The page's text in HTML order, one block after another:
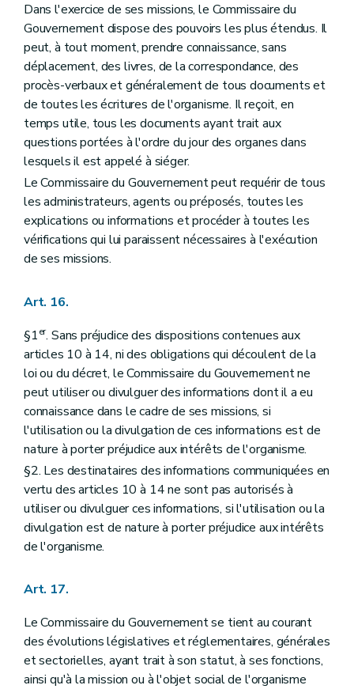
Dans l'exercice de ses missions, le Commissaire du
Gouvernement dispose des pouvoirs les plus étendus. Il
peut, à tout moment, prendre connaissance, sans
déplacement, des livres, de la correspondance, des
procès-verbaux et généralement de tous documents et
de toutes les écritures de l'organisme. Il reçoit, en
temps utile, tous les documents ayant trait aux
questions portées à l'ordre du jour des organes dans
lesquels il est appelé à siéger.
Le Commissaire du Gouvernement peut requérir de tous
les administrateurs, agents ou préposés, toutes les
explications ou informations et procéder à toutes les
vérifications qui lui paraissent nécessaires à l'exécution
de ses missions.
Art. 16.
§1er. Sans préjudice des dispositions contenues aux
articles 10 à 14, ni des obligations qui découlent de la
loi ou du décret, le Commissaire du Gouvernement ne
peut utiliser ou divulguer des informations dont il a eu
connaissance dans le cadre de ses missions, si
l'utilisation ou la divulgation de ces informations est de
nature à porter préjudice aux intérêts de l'organisme.
§2. Les destinataires des informations communiquées en
vertu des articles 10 à 14 ne sont pas autorisés à
utiliser ou divulguer ces informations, si l'utilisation ou la
divulgation est de nature à porter préjudice aux intérêts
de l'organisme.
Art. 17.
Le Commissaire du Gouvernement se tient au courant
des évolutions législatives et réglementaires, générales
et sectorielles, ayant trait à son statut, à ses fonctions,
ainsi qu'à la mission ou à l'objet social de l'organisme